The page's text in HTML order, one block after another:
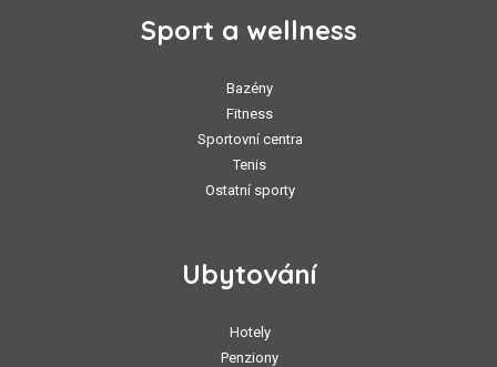
Sport a wellness
Bazény
Fitness
Sportovní centra
Tenis
Ostatní sporty
Ubytování
Hotely
Penziony